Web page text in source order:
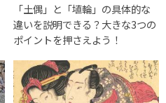
「土偶」と「埴輪」の具体的な
違いを説明できる？大きな3つの
ポイントを押さえよう！